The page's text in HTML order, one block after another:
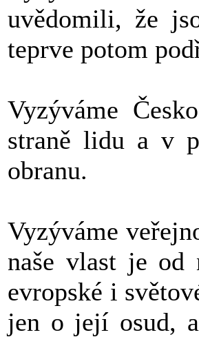
uvědomili, že
teprve potom
Vyzýváme
straně lidu a v
obranu.
Vyzýváme
naše vlast je od
evropské i
jen o její osud,